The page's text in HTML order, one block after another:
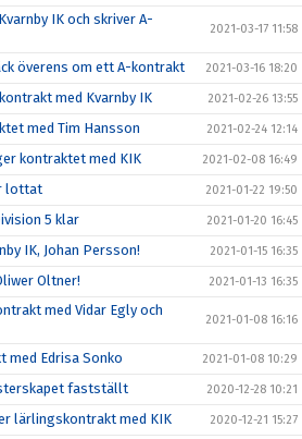
IK och skriver A-
2021-03-17 11:58
överens om ett A-kontrakt 2021-03-16 18:20
med Kvarnby IK 2021-02-26 13:55
med Tim Hansson 2021-02-24 12:14
kontraktet med KIK 2021-02-08 16:49
lottat 2021-01-22 19:50
5 klar 2021-01-20 16:45
IK, Johan Persson! 2021-01-15 16:35
Oltner! 2021-01-13 16:35
med Vidar Egly och
2021-01-08 16:16
med Edrisa Sonko 2021-01-08 10:29
fastställt 2020-12-28 10:21
lärlingskontrakt med KIK 2020-12-21 15:27